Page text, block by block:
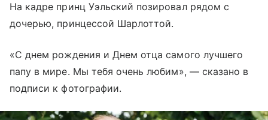
На кадре принц Уэльский позировал рядом с
дочерью, принцессой Шарлоттой.
«С днем рождения и Днем отца самого лучшего
папу в мире. Мы тебя очень любим», — сказано в
подписи к фотографии.